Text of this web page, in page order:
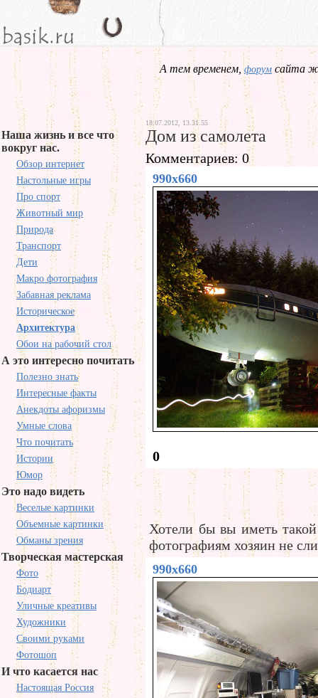
А тем временем,форум сайта
Наша жизнь и все что
вокруг нас.
Обзор интернет
Настольные игры
Про спорт
Животный мир
Природа
Транспорт
Дети
Макро фотография
Забавная реклама
Историческое
Архитектура
Обои на рабочий стол
А это интересно почитать
Полезно знать
Интересные факты
Анекдоты афоризмы
Умные слова
Что почитать
Истории
Юмор
Это надо видеть
Веселые картинки
Объемные картинки
Обманы зрения
Творческая мастерская
Фото
Бодиарт
Уличные креативы
Художники
Своими руками
Фотошоп
И что касается нас
Настоящая Россия
18.07.2012, 13.31.55
Дом из самолета
Комментариев: 0
990x660
0
Хотели бы вы иметь
фотографиям хозяин не
990x660